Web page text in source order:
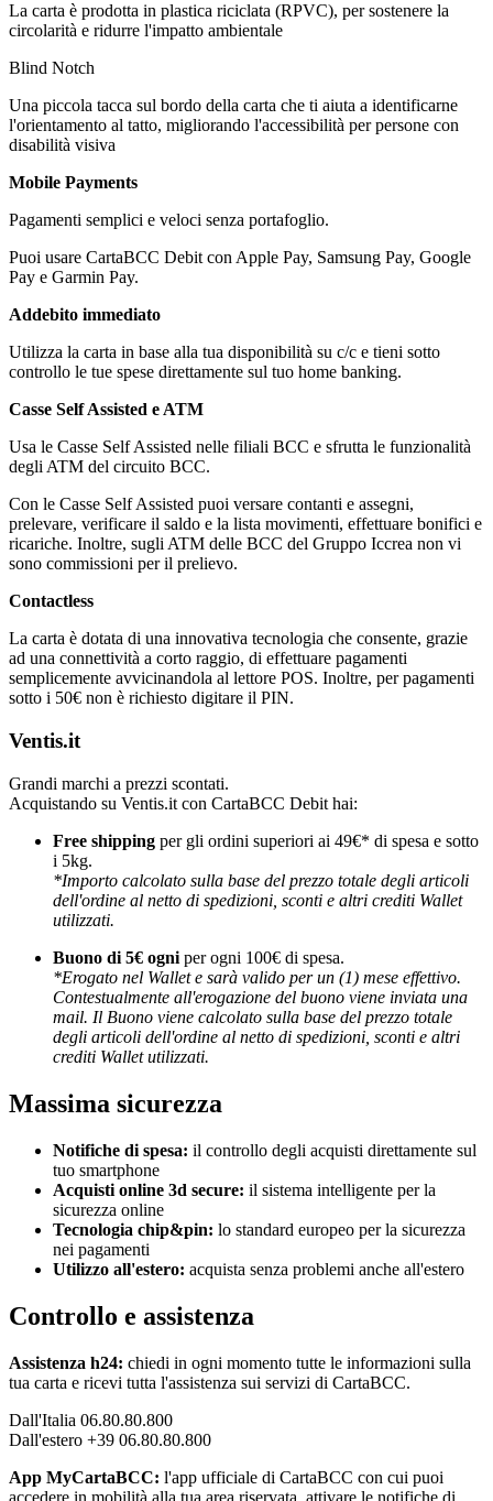
La carta è prodotta in plastica riciclata (RPVC), per sostenere la
circolarità e ridurre l'impatto ambientale
Blind Notch
Una piccola tacca sul bordo della carta che ti aiuta a identificarne
l'orientamento al tatto, migliorando l'accessibilità per persone con
disabilità visiva
Mobile Payments
Pagamenti semplici e veloci senza portafoglio.
Puoi usare CartaBCC Debit con Apple Pay, Samsung Pay, Google
Pay e Garmin Pay.
Addebito immediato
Utilizza la carta in base alla tua disponibilità su c/c e tieni sotto
controllo le tue spese direttamente sul tuo home banking.
Casse Self Assisted e ATM
Usa le Casse Self Assisted nelle filiali BCC e sfrutta le funzionalità
degli ATM del circuito BCC.
Con le Casse Self Assisted puoi versare contanti e assegni,
prelevare, verificare il saldo e la lista movimenti, effettuare bonifici e
ricariche. Inoltre, sugli ATM delle BCC del Gruppo Iccrea non vi
sono commissioni per il prelievo.
Contactless
La carta è dotata di una innovativa tecnologia che consente, grazie
ad una connettività a corto raggio, di effettuare pagamenti
semplicemente avvicinandola al lettore POS. Inoltre, per pagamenti
sotto i 50€ non è richiesto digitare il PIN.
Ventis.it
Grandi marchi a prezzi scontati.
Acquistando su Ventis.it con CartaBCC Debit hai:
Free shipping per gli ordini superiori ai 49€* di spesa e sotto
i 5kg.
*Importo calcolato sulla base del prezzo totale degli articoli
dell'ordine al netto di spedizioni, sconti e altri crediti Wallet
utilizzati.
Buono di 5€ ogni per ogni 100€ di spesa.
*Erogato nel Wallet e sarà valido per un (1) mese effettivo.
Contestualmente all'erogazione del buono viene inviata una
mail. Il Buono viene calcolato sulla base del prezzo totale
degli articoli dell'ordine al netto di spedizioni, sconti e altri
crediti Wallet utilizzati.
Massima sicurezza
Notifiche di spesa: il controllo degli acquisti direttamente sul
tuo smartphone
Acquisti online 3d secure: il sistema intelligente per la
sicurezza online
Tecnologia chip&pin: lo standard europeo per la sicurezza
nei pagamenti
Utilizzo all'estero: acquista senza problemi anche all'estero
Controllo e assistenza
Assistenza h24: chiedi in ogni momento tutte le informazioni sulla
tua carta e ricevi tutta l'assistenza sui servizi di CartaBCC.
Dall'Italia 06.80.80.800
Dall'estero +39 06.80.80.800
App MyCartaBCC: l'app ufficiale di CartaBCC con cui puoi
accedere in mobilità alla tua area riservata, attivare le notifiche di